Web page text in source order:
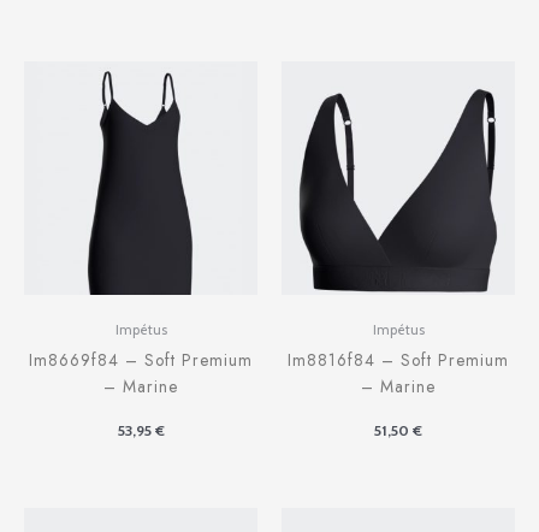
Impétus
Im8669f84 – Soft Premium
– Marine
53,95 €
Impétus
Im8816f84 – Soft Premium
– Marine
51,50 €